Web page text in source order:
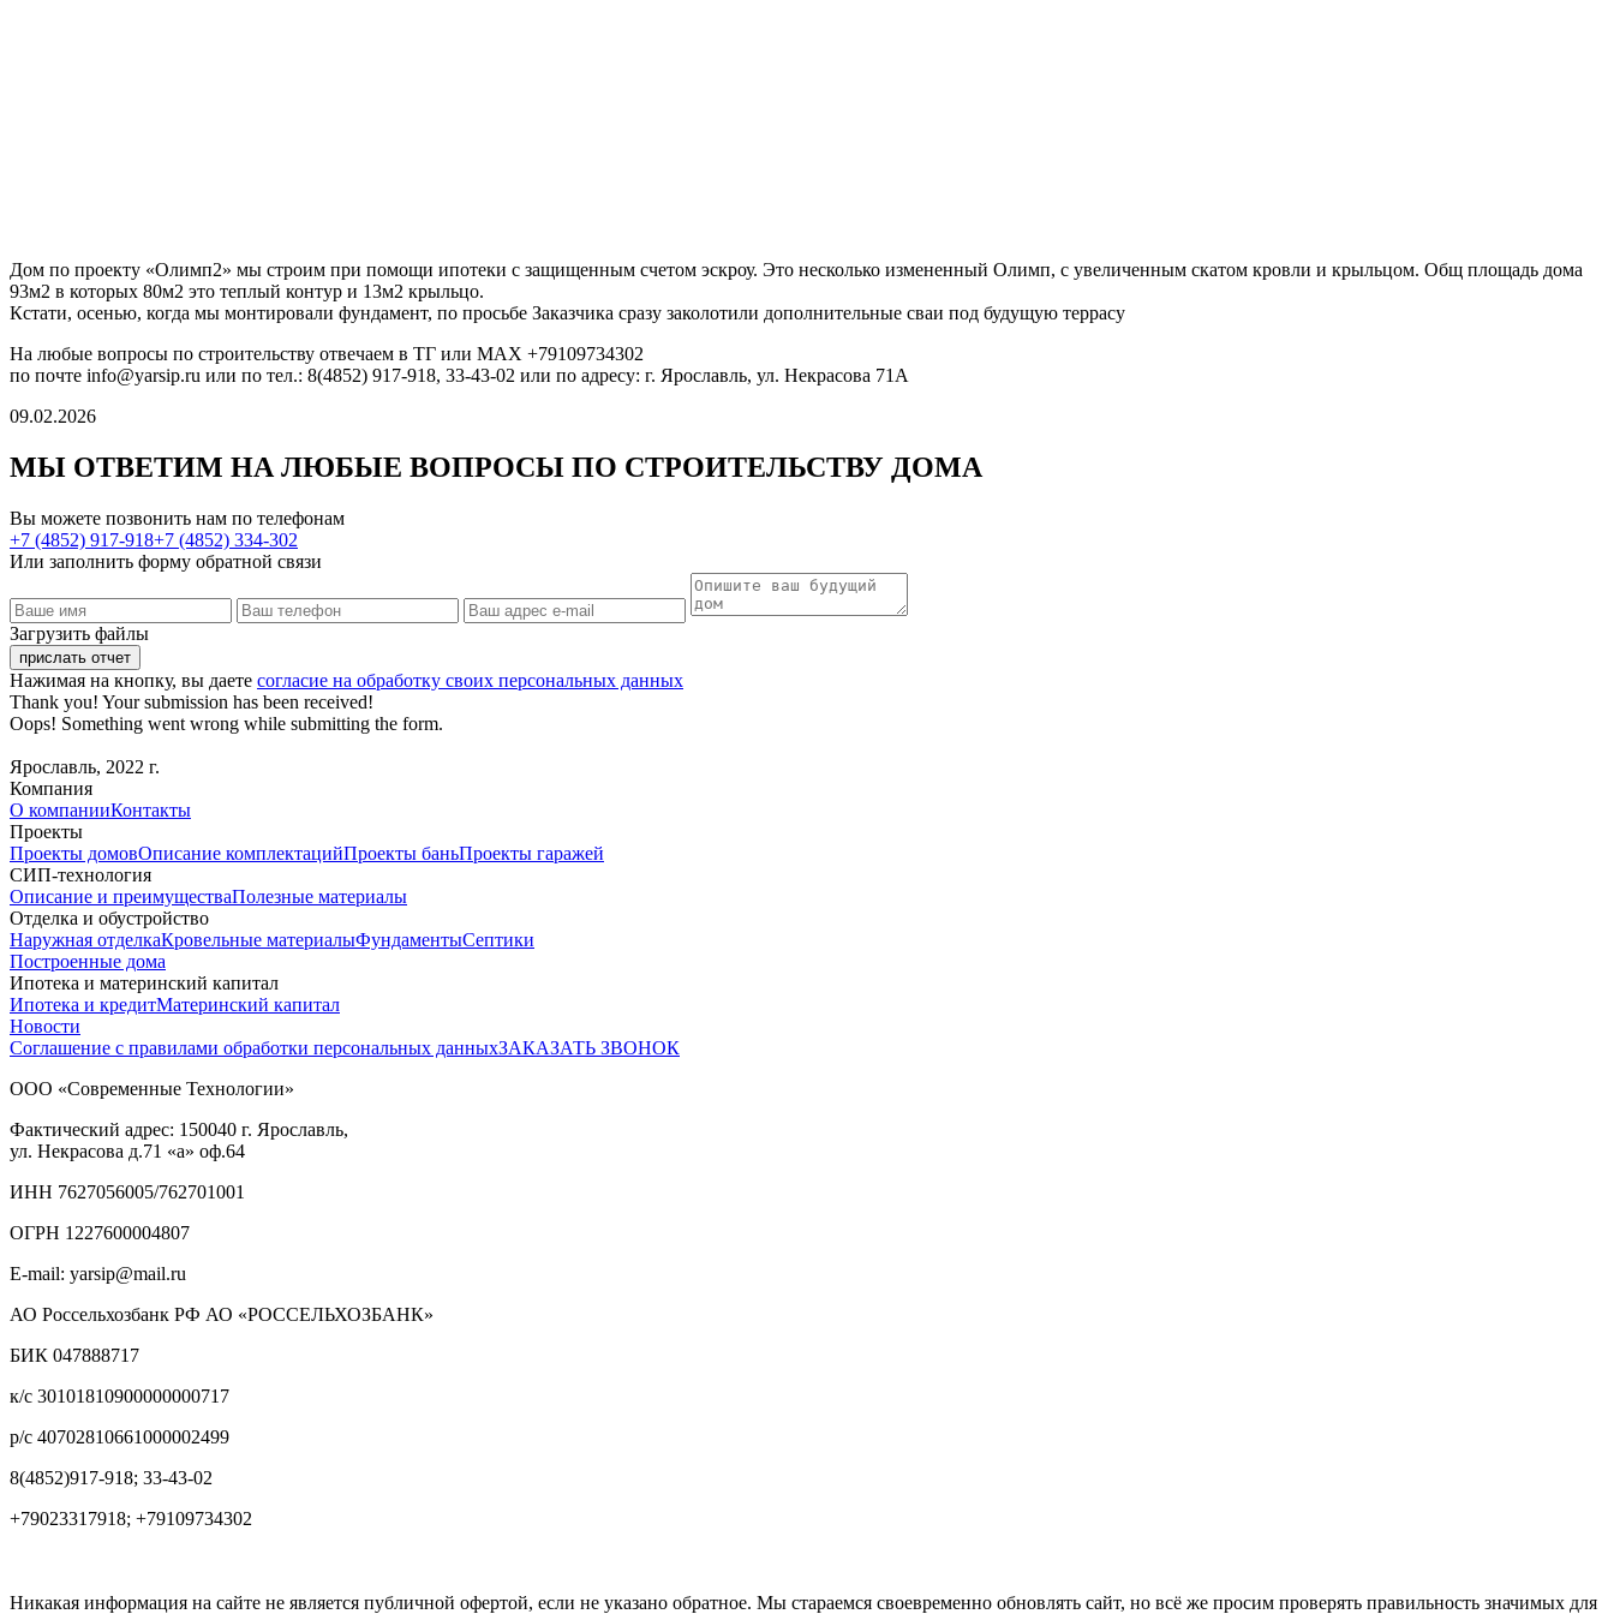
Дом по проекту «Олимп2» мы строим при помощи ипотеки с защищенным счетом эскроу. Это несколько измененный Олимп, с увеличенным скатом кровли и крыльцом. Общ площадь дома
93м2 в которых 80м2 это теплый контур и 13м2 крыльцо.
Кстати, осенью, когда мы монтировали фундамент, по просьбе Заказчика сразу заколотили дополнительные сваи под будущую террасу
На любые вопросы по строительству отвечаем в ТГ или МАХ +79109734302
по почте info@yarsip.ru или по тел.: 8(4852) 917-918, 33-43-02 или по адресу: г. Ярославль, ул. Некрасова 71А
09.02.2026
МЫ ОТВЕТИМ НА ЛЮБЫЕ ВОПРОСЫ ПО СТРОИТЕЛЬСТВУ ДОМА
Вы можете позвонить нам по телефонам
+7 (4852) 917-918+7 (4852) 334-302
Или заполнить форму обратной связи
Загрузить файлы
Нажимая на кнопку, вы даете согласие на обработку своих персональных данных
Thank you! Your submission has been received!
Oops! Something went wrong while submitting the form.
Ярославль, 2022 г.
Компания
О компанииКонтакты
Проекты
Проекты домовОписание комплектацийПроекты баньПроекты гаражей
СИП-технология
Описание и преимуществаПолезные материалы
Отделка и обустройство
Наружная отделкаКровельные материалыФундаментыСептики
Построенные дома
Ипотека и материнский капитал
Ипотека и кредитМатеринский капитал
Новости
Соглашение с правилами обработки персональных данныхЗАКАЗАТЬ ЗВОНОК
ООО «Современные Технологии»
Фактический адрес: 150040 г. Ярославль,
ул. Некрасова д.71 «а» оф.64
ИНН 7627056005/762701001
ОГРН 1227600004807
E-mail: yarsip@mail.ru
АО Россельхозбанк РФ АО «РОССЕЛЬХОЗБАНК»
БИК 047888717
к/с 30101810900000000717
р/с 40702810661000002499
8(4852)917-918; 33-43-02
+79023317918; +79109734302
Никакая информация на сайте не является публичной офертой, если не указано обратное. Мы стараемся своевременно обновлять сайт, но всё же просим проверять правильность значимых для